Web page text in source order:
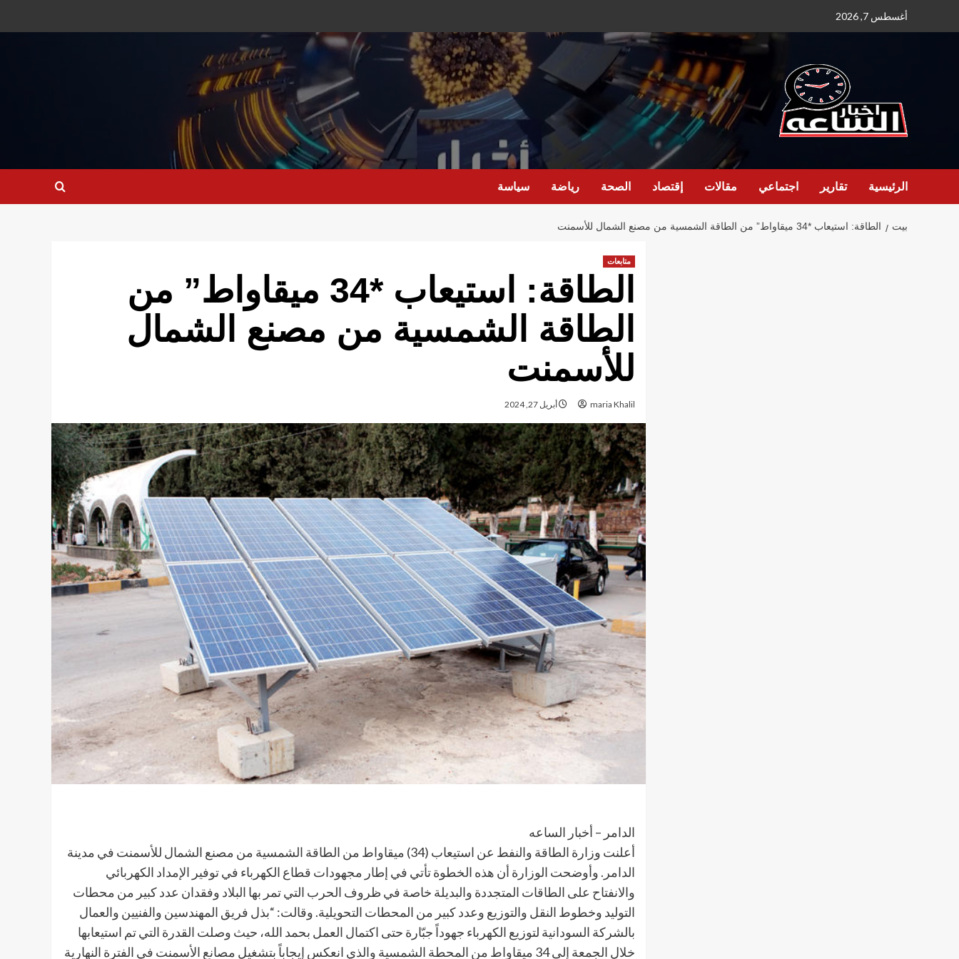
أغسطس 7, 2026
الرئيسية تقارير اجتماعي مقالات إقتصاد الصحة رياضة سياسة
بيت الطاقة: استيعاب *34 ميقاواط” من الطاقة الشمسية من مصنع الشمال للأسمنت
متابعات
الطاقة: استيعاب *34 ميقاواط” من
الطاقة الشمسية من مصنع الشمال
للأسمنت
maria Khalil أبريل 27, 2024
الدامر – أخبار الساعه
أعلنت وزارة الطاقة والنفط عن استيعاب (34) ميقاواط من الطاقة الشمسية من مصنع الشمال للأسمنت في مدينة
الدامر. وأوضحت الوزارة أن هذه الخطوة تأتي في إطار مجهودات قطاع الكهرباء في توفير الإمداد الكهربائي
والانفتاح على الطاقات المتجددة والبديلة خاصة في ظروف الحرب التي تمر بها البلاد وفقدان عدد كبير من محطات
التوليد وخطوط النقل والتوزيع وعدد كبير من المحطات التحويلية. وقالت: “بذل فريق المهندسين والفنيين والعمال
بالشركة السودانية لتوزيع الكهرباء جهوداً جبّارة حتى اكتمال العمل بحمد الله، حيث وصلت القدرة التي تم استيعابها
خلال الجمعة إلى 34 ميقاواط من المحطة الشمسية والذي انعكس إيجاباً بتشغيل مصانع الأسمنت في الفترة النهارية